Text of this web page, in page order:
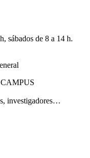
sábados de 8 a 14 h.
investigadores…